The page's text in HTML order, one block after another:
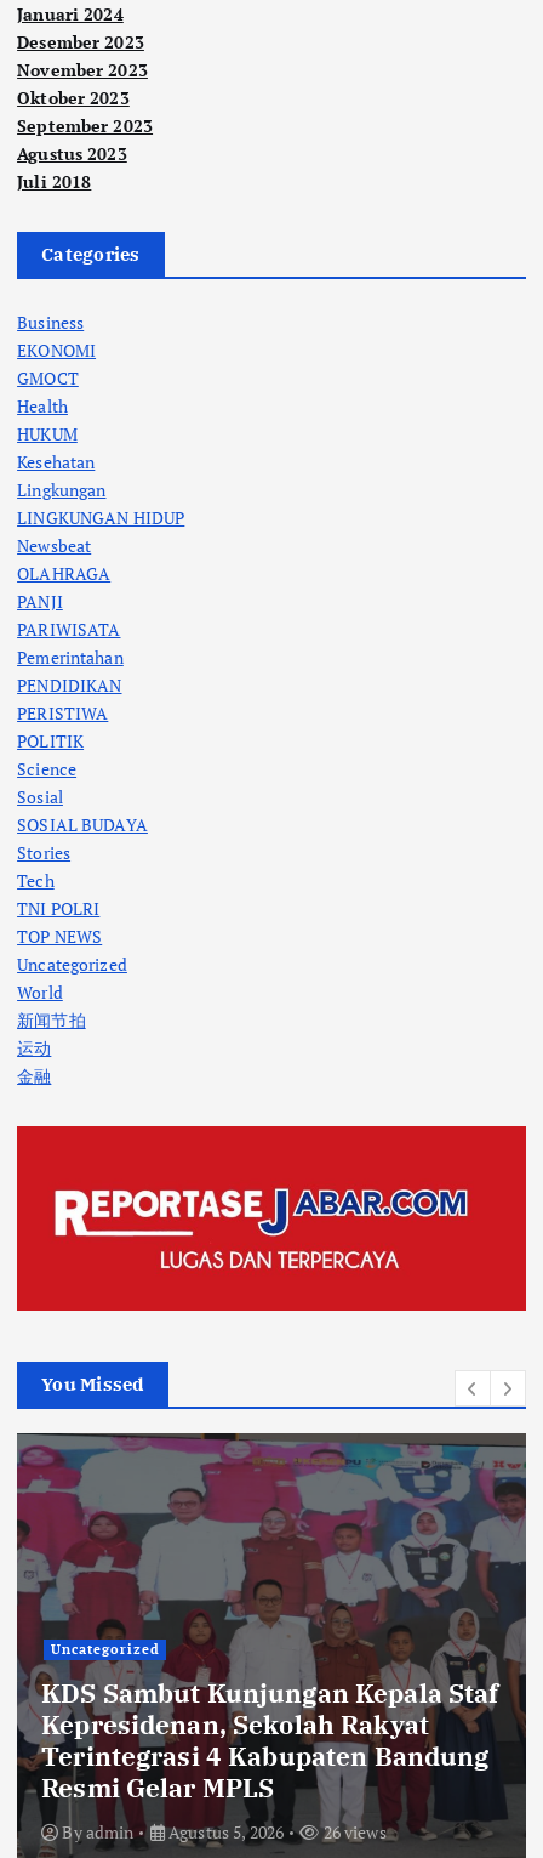
Januari 2024
Desember 2023
November 2023
Oktober 2023
September 2023
Agustus 2023
Juli 2018
Categories
Business
EKONOMI
GMOCT
Health
HUKUM
Kesehatan
Lingkungan
LINGKUNGAN HIDUP
Newsbeat
OLAHRAGA
PANJI
PARIWISATA
Pemerintahan
PENDIDIKAN
PERISTIWA
POLITIK
Science
Sosial
SOSIAL BUDAYA
Stories
Tech
TNI POLRI
TOP NEWS
Uncategorized
World
新闻节拍
运动
金融
You Missed
Uncategorized
KDS Sambut Kunjungan Kepala Staf
Kepresidenan, Sekolah Rakyat
Terintegrasi 4 Kabupaten Bandung
Resmi Gelar MPLS
Byadmin Agustus 5, 2026 26 views